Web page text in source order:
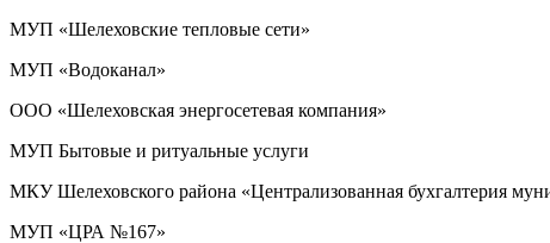
МУП «Шелеховские тепловые сети»
МУП «Водоканал»
ООО «Шелеховская энергосетевая компания»
МУП Бытовые и ритуальные услуги
МКУ Шелеховского района «Централизованная бухгалтерия
МУП «ЦРА №167»